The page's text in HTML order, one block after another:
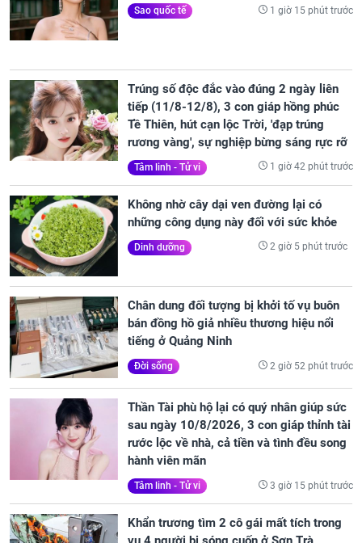
Sao quốc tế 1 giờ 15 phút trước
Trúng số độc đắc vào đúng 2 ngày liên
tiếp (11/8-12/8), 3 con giáp hồng phúc
Tề Thiên, hút cạn lộc Trời, 'đạp trúng
rương vàng', sự nghiệp bừng sáng rực rỡ
Tâm linh - Tử vi 1 giờ 42 phút trước
Không nhờ cây dại ven đường lại có
những công dụng này đối với sức khỏe
Dinh dưỡng 2 giờ 5 phút trước
Chân dung đối tượng bị khởi tố vụ buôn
bán đồng hồ giả nhiều thương hiệu nổi
tiếng ở Quảng Ninh
Đời sống 2 giờ 52 phút trước
Thần Tài phù hộ lại có quý nhân giúp sức
sau ngày 10/8/2026, 3 con giáp thỉnh tài
rước lộc về nhà, cả tiền và tình đều song
hành viên mãn
Tâm linh - Tử vi 3 giờ 15 phút trước
Khẩn trương tìm 2 cô gái mất tích trong